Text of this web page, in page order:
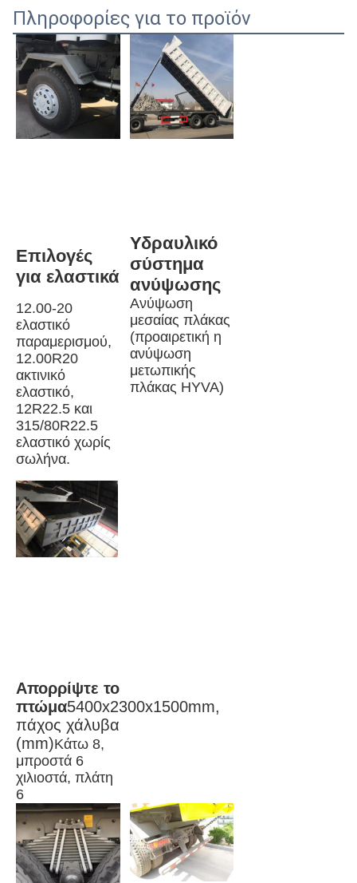
Πληροφορίες για το προϊόν
Επιλογές
για ελαστικά
12.00-20
ελαστικό
παραμερισμού,
12.00R20
ακτινικό
ελαστικό,
12R22.5 και
315/80R22.5
ελαστικό χωρίς
σωλήνα.
Υδραυλικό
σύστημα
ανύψωσης
Ανύψωση
μεσαίας πλάκας
(προαιρετική η
ανύψωση
μετωπικής
πλάκας HYVA)
Απορρίψτε το
πτώμα5400x2300x1500mm,
πάχος χάλυβα
(mm)Κάτω 8,
μπροστά 6
χιλιοστά, πλάτη
6